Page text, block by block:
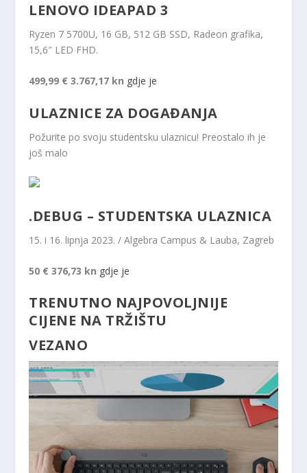
LENOVO IDEAPAD 3
Ryzen 7 5700U, 16 GB, 512 GB SSD, Radeon grafika,
15,6″ LED FHD.
499,99 €3.767,17 kn gdje je
ULAZNICE ZA DOGAĐANJA
Požurite po svoju studentsku ulaznicu! Preostalo ih je
još malo
.DEBUG – STUDENTSKA ULAZNICA
15. i 16. lipnja 2023. / Algebra Campus & Lauba, Zagreb
50 €376,73 kn gdje je
TRENUTNO NAJPOVOLJNIJE
CIJENE NA TRŽIŠTU
VEZANO